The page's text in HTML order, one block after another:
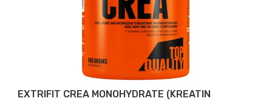
EXTRIFIT CREA MONOHYDRATE (KREATIN